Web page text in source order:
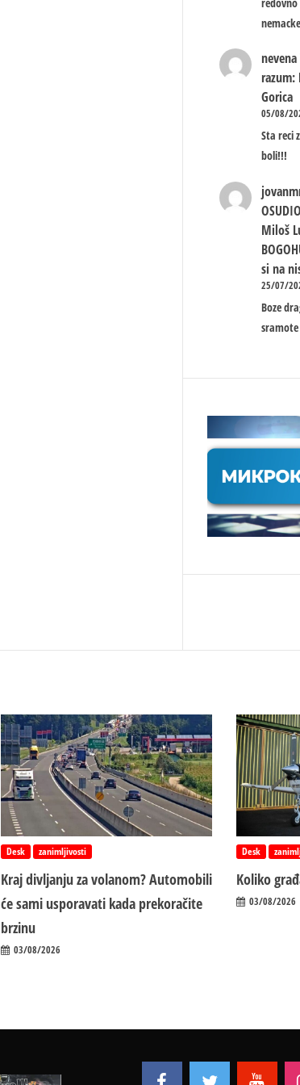
nevena
razum:
Gorica
05/08/
Sta reci
boli!!!
Miloš
si na
25/07/
Boze
Desk zanimljivosti
Kraj divljanju za volanom? Automobili
će sami usporavati kada prekoračite
brzinu
03/08/2026
Desk
Koliko
03/08/2026